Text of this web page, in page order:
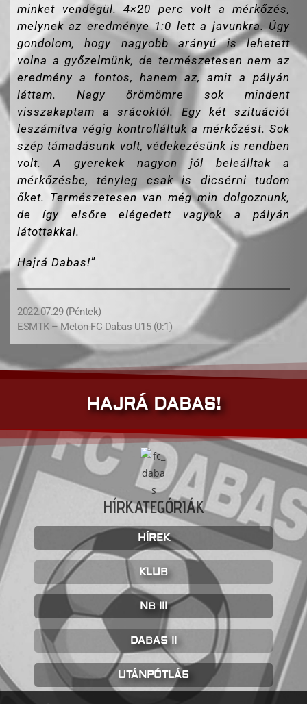
minket vendégül. 4×20 perc volt a mérkőzés,
melynek az eredménye 1:0 lett a javunkra. Úgy
gondolom, hogy nagyobb arányú is lehetett
volna a győzelmünk, de természetesen nem az
eredmény a fontos, hanem az, amit a pályán
láttam. Nagy örömömre sok mindent
visszakaptam a srácoktól. Egy két szituációt
leszámítva végig kontrolláltuk a mérkőzést. Sok
szép támadásunk volt, védekezésünk is rendben
volt. A gyerekek nagyon jól beleálltak a
mérkőzésbe, tényleg csak is dicsérni tudom
őket. Természetesen van még min dolgoznunk,
de így elsőre elégedett vagyok a pályán
látottakkal.
Hajrá Dabas!”
2022.07.29 (Péntek)
ESMTK – Meton-FC Dabas U15 (0:1)
HAJRÁ DABAS!
HÍRKATEGÓRIÁK
HÍREK
KLUB
NB III
DABAS II
UTÁNPÓTLÁS